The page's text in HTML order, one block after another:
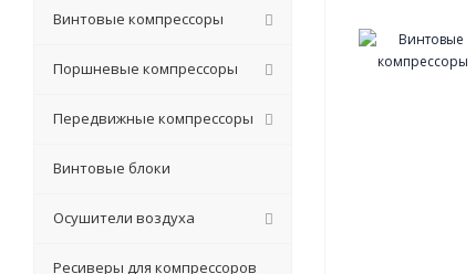
Винтовые компрессоры
Поршневые компрессоры
Передвижные компрессоры
Винтовые блоки
Осушители воздуха
Ресиверы для компрессоров